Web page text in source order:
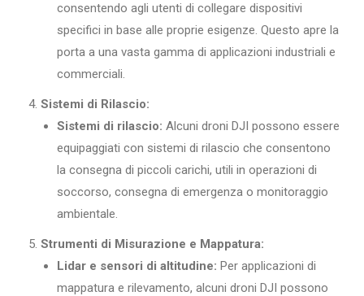
consentendo agli utenti di collegare dispositivi
specifici in base alle proprie esigenze. Questo apre la
porta a una vasta gamma di applicazioni industriali e
commerciali.
Sistemi di Rilascio:
Sistemi di rilascio: Alcuni droni DJI possono essere
equipaggiati con sistemi di rilascio che consentono
la consegna di piccoli carichi, utili in operazioni di
soccorso, consegna di emergenza o monitoraggio
ambientale.
Strumenti di Misurazione e Mappatura:
Lidar e sensori di altitudine: Per applicazioni di
mappatura e rilevamento, alcuni droni DJI possono